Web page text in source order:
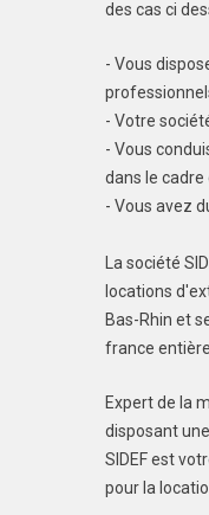
des cas ci
- Vous
- Votre
- Vous
dans le cadre
- Vous avez
La société
locations
Bas-Rhin et
france entière.
Expert de la
disposant
SIDEF est
pour la